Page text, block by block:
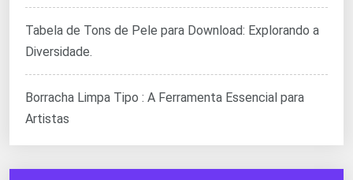
Tabela de Tons de Pele para Download: Explorando a
Diversidade.
Borracha Limpa Tipo : A Ferramenta Essencial para
Artistas